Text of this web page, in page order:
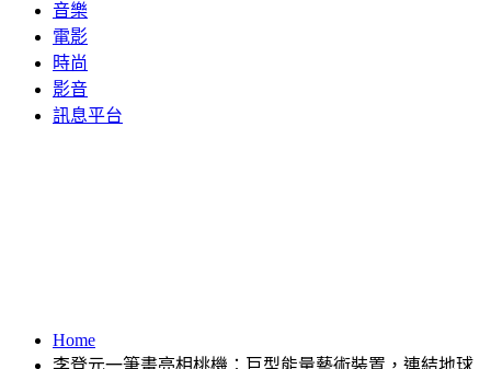
音樂
電影
時尚
影音
訊息平台
Home
李登元一筆畫亮相桃機：巨型能量藝術裝置，連結地球